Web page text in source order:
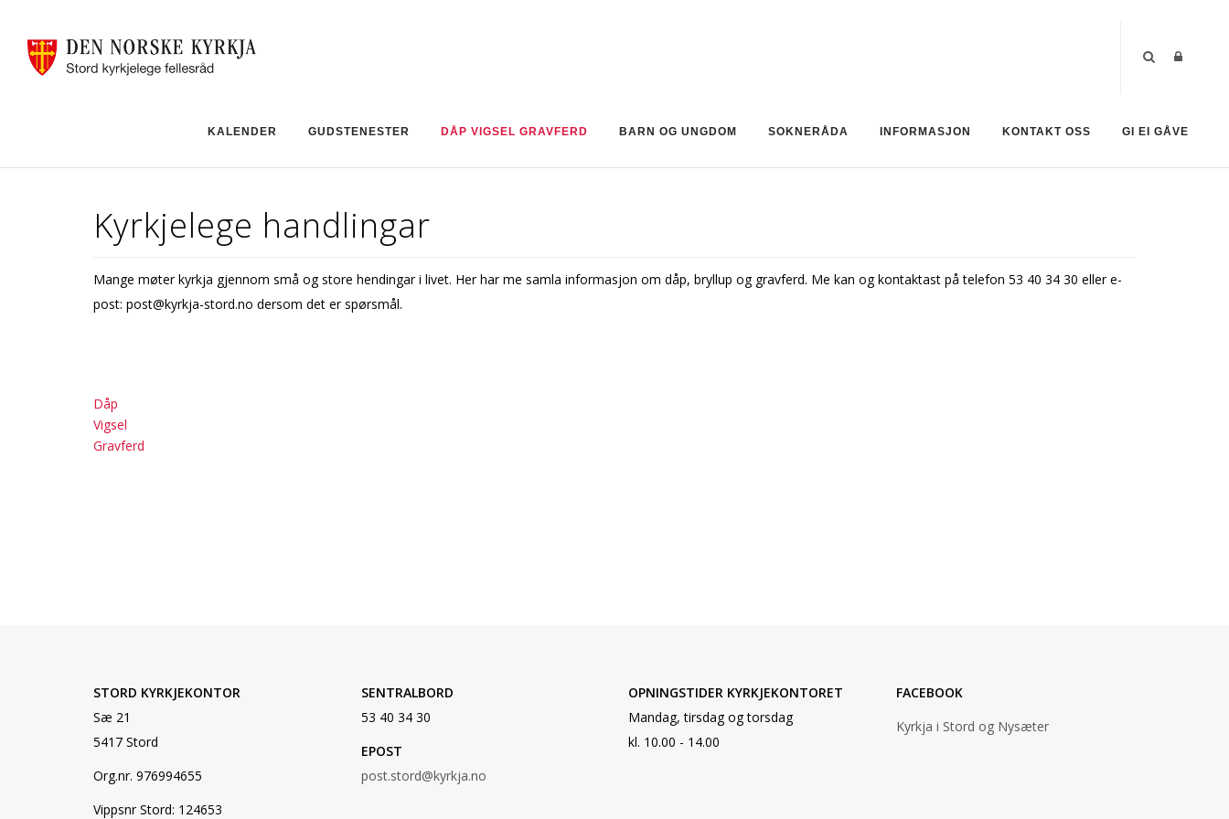
KALENDER GUDSTENESTER DÅP VIGSEL GRAVFERD BARN OG UNGDOM SOKNERÅDA INFORMASJON KONTAKT OSS GI EI GÅVE
Kyrkjelege handlingar
Mange møter kyrkja gjennom små og store hendingar i livet. Her har me samla informasjon om dåp, bryllup og gravferd. Me kan og kontaktast på telefon 53 40 34 30 eller e-
post: post@kyrkja-stord.no dersom det er spørsmål.
Dåp
Vigsel
Gravferd
STORD KYRKJEKONTOR
Sæ 21
5417 Stord
Org.nr. 976994655
Vippsnr Stord: 124653
SENTRALBORD
53 40 34 30
EPOST
post.stord@kyrkja.no
OPNINGSTIDER KYRKJEKONTORET
Mandag, tirsdag og torsdag
kl. 10.00 - 14.00
FACEBOOK
Kyrkja i Stord og Nysæter